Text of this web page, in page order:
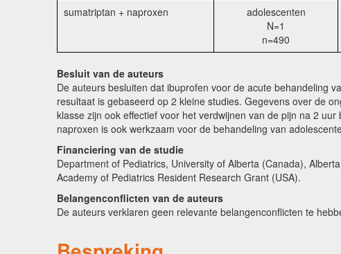
sumatriptan + naproxen
adolescenten
N=1
n=490
Besluit van de auteurs
De auteurs besluiten dat ibuprofen voor de acute behandeling
resultaat is gebaseerd op 2 kleine studies. Gegevens over de
klasse zijn ook effectief voor het verdwijnen van de pijn na 2
naproxen is ook werkzaam voor de behandeling van
Financiering van de studie
Department of Pediatrics, University of Alberta (Canada),
Academy of Pediatrics Resident Research Grant (USA).
Belangenconflicten van de auteurs
De auteurs verklaren geen relevante belangenconflicten te